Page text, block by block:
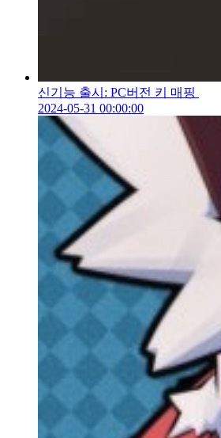
신기능 출시: PC버전 키 매핑
2024-05-31 00:00:00